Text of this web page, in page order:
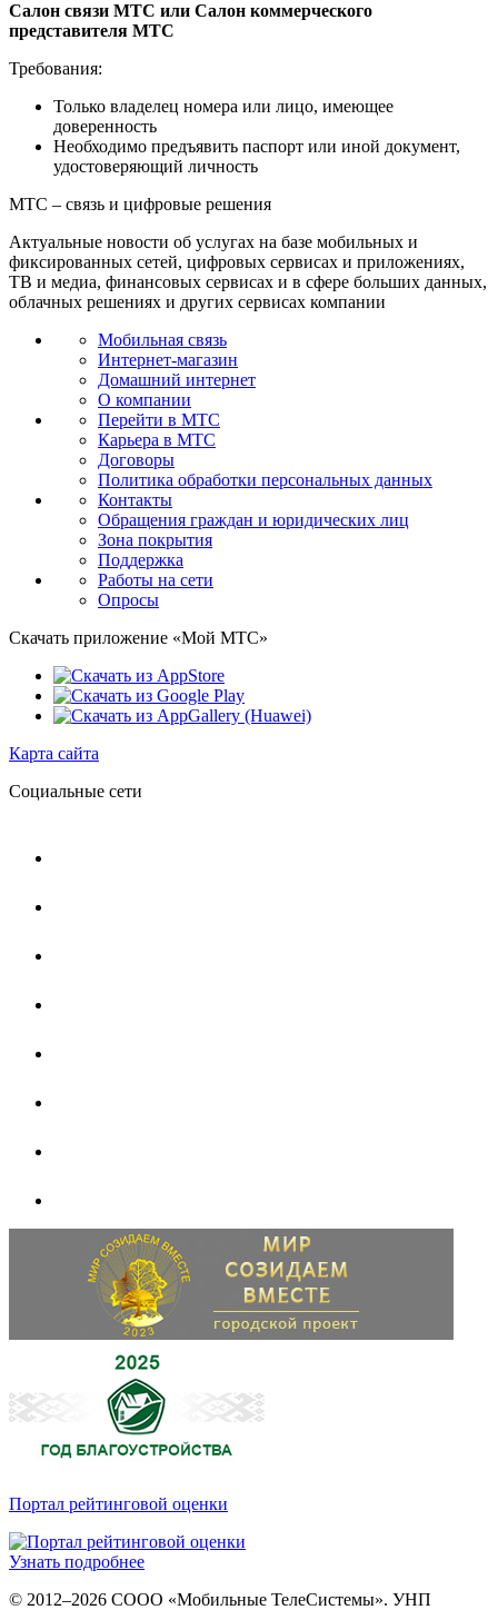
Салон связи МТС или Cалон коммерческого
представителя МТС
Требования:
Только владелец номера или лицо, имеющее
доверенность
Необходимо предъявить паспорт или иной документ,
удостоверяющий личность
МТС – связь и цифровые решения
Актуальные новости об услугах на базе мобильных и
фиксированных сетей, цифровых сервисах и приложениях,
ТВ и медиа, финансовых сервисах и в сфере больших данных,
облачных решениях и других сервисах компании
Мобильная связь
Интернет-магазин
Домашний интернет
О компании
Перейти в МТС
Карьера в МТС
Договоры
Политика обработки персональных данных
Контакты
Обращения граждан и юридических лиц
Зона покрытия
Поддержка
Работы на сети
Опросы
Скачать приложение «Мой МТС»
Карта сайта
Социальные сети
Портал рейтинговой оценки
Узнать подробнее
© 2012–2026 СООО «Мобильные ТелеСистемы». УНП